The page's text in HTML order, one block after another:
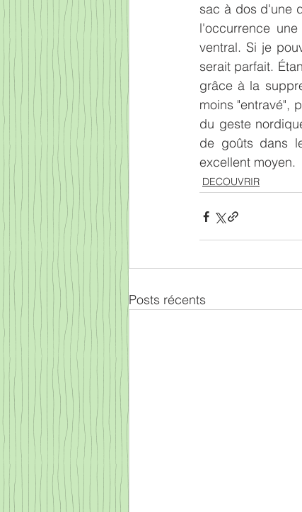
sac à dos d'une
l'occurrence
ventral. Si je
serait parfait.
grâce à la
moins "entravé",
du geste
de goûts dans
excellent moyen.
DECOUVRIR
Posts récents